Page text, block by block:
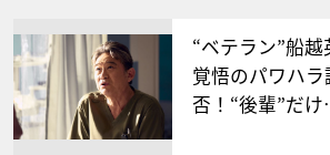
“ベテラン”船
覚悟のパワハラ
否！“後輩”だ